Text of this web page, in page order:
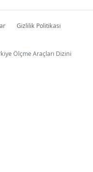
Gizlilik Politikası
Ölçme Araçları Dizini